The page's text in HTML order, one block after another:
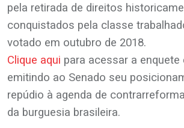
pela retirada de direitos
conquistados pela classe
votado em outubro de 2018.
Clique aqui para acessar a enquete
emitindo ao Senado seu
repúdio à agenda de
da burguesia brasileira.